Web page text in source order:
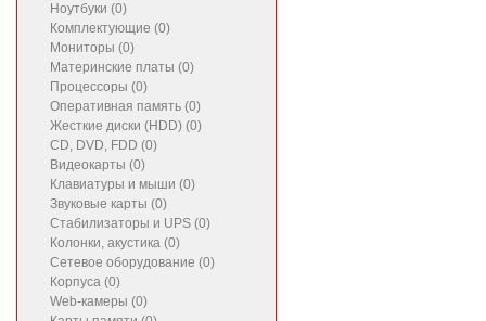
Ноутбуки (0)
Комплектующие (0)
Мониторы (0)
Материнские платы (0)
Процессоры (0)
Оперативная память (0)
Жесткие диски (HDD) (0)
CD, DVD, FDD (0)
Видеокарты (0)
Клавиатуры и мыши (0)
Звуковые карты (0)
Стабилизаторы и UPS (0)
Колонки, акустика (0)
Сетевое оборудование (0)
Корпуса (0)
Web-камеры (0)